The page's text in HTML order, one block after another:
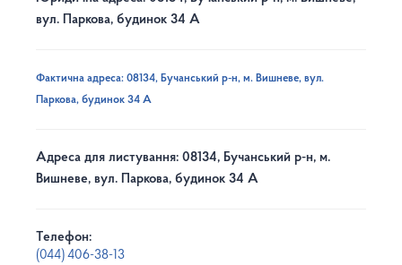
вул. Паркова, будинок 34 А
Фактична адреса: 08134, Бучанський р-н, м. Вишневе, вул.
Паркова, будинок 34 А
Адреса для листування: 08134, Бучанський р-н, м.
Вишневе, вул. Паркова, будинок 34 А
Телефон:
(044) 406-38-13